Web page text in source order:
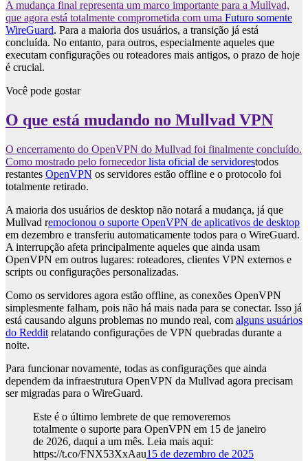
A mudança final representa um marco importante para a Mullvad,
que agora está totalmente comprometida com uma Futuro somente
WireGuard. Para a maioria dos usuários, a transição já está
concluída. No entanto, para outros, especialmente aqueles que
executam configurações ou roteadores mais antigos, o prazo de hoje
é crucial.
Você pode gostar
O que está mudando no Mullvad VPN
O encerramento do OpenVPN do Mullvad foi finalmente concluído.
Como mostrado pelo fornecedorlista oficial de servidorestodos
restantes OpenVPN os servidores estão offline e o protocolo foi
totalmente retirado.
A maioria dos usuários de desktop não notará a mudança, já que
Mullvad remocionou o suporte OpenVPN de aplicativos de desktop
em dezembro e transferiu automaticamente todos para o WireGuard.
A interrupção afeta principalmente aqueles que ainda usam
OpenVPN em outros lugares: roteadores, clientes VPN externos e
scripts ou configurações personalizadas.
Como os servidores agora estão offline, as conexões OpenVPN
simplesmente falham, pois não há mais nada para se conectar. Isso já
está causando alguns problemas no mundo real, com alguns usuários
do Reddit relatando configurações de VPN quebradas durante a
noite.
Para funcionar novamente, todas as configurações que ainda
dependem da infraestrutura OpenVPN da Mullvad agora precisam
ser migradas para o WireGuard.
Este é o último lembrete de que removeremos
totalmente o suporte para OpenVPN em 15 de janeiro
de 2026, daqui a um mês. Leia mais aqui:
https://t.co/FNX53XxAau15 de dezembro de 2025